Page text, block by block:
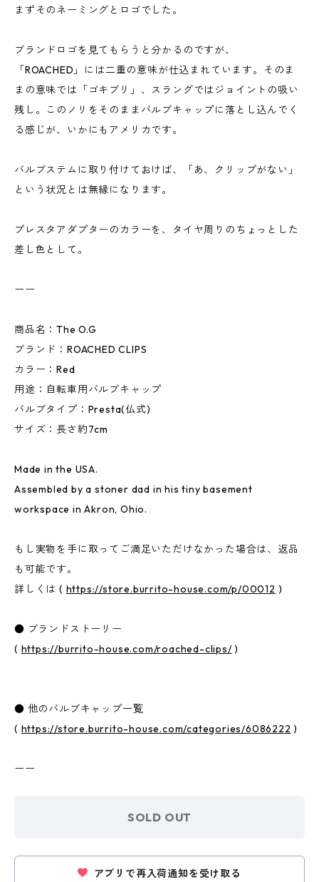
まずそのネーミングとロゴでした。
ブランドロゴを見てもらうと分かるのですが、
「ROACHED」には二重の意味が仕込まれています。そのま
まの意味では「ゴキブリ」、スラングではジョイントの吸い
残し。このノリをそのままバルブキャップに落とし込んでく
る感じが、いかにもアメリカです。
バルブステムに取り付けておけば、「あ、クリップがない」
という状況とは無縁になります。
プレスタアダプターのカラーを、タイヤ周りのちょっとした
差し色として。
ーー
商品名：The O.G
ブランド：ROACHED CLIPS
カラー：Red
用途：自転車用バルブキャップ
バルブタイプ：Presta(仏式)
サイズ：長さ約7cm
Made in the USA.
Assembled by a stoner dad in his tiny basement
workspace in Akron, Ohio.
もし実物を手に取ってご満足いただけなかった場合は、返品
も可能です。
詳しくは ( https://store.burrito-house.com/p/00012 )
● ブランドストーリー
( https://burrito-house.com/roached-clips/)
● 他のバルブキャップ一覧
( https://store.burrito-house.com/categories/6086222 )
ーー
SOLD OUT
アプリで再入荷通知を受け取る